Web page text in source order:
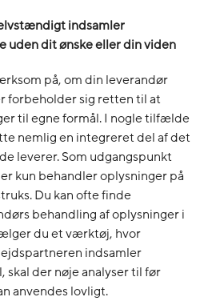
indsamler
uden dit ønske eller din viden
på, om din leverandør
forbeholder sig retten til at
til egne formål. I nogle tilfælde
nemlig en integreret del af det
leverer. Som udgangspunkt
kun behandler oplysninger på
Du kan ofte finde
behandling af oplysninger i
du et værktøj, hvor
indsamler
der nøje analyser til før
anvendes lovligt.